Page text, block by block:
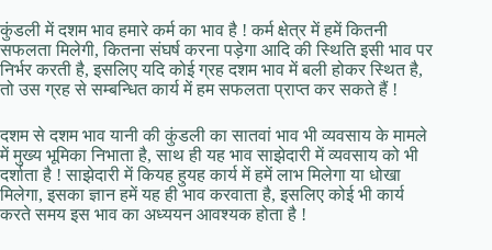
कुंडली में दशम भाव हमारे कर्म का भाव है ! कर्म क्षेत्र में हमें कितनी
सफलता मिलेगी, कितना संघर्ष करना पड़ेगा आदि की स्‍थिति इसी भाव पर
निर्भर करती है, इसलिए यदि कोई ग्रह दशम भाव में बली होकर स्‍थित है,
तो उस ग्रह से सम्बन्धित कार्य में हम सफलता प्राप्त कर सकते हैं !
दशम से दशम भाव यानी की कुंडली का सातवां भाव भी व्यवसाय के मामले
में मुख्य भूमिका निभाता है, साथ ही यह भाव साझेदारी में व्यवसाय को भी
दर्शाता है ! साझेदारी में कियह हुयह कार्य में हमें लाभ मिलेगा या धोखा
मिलेगा, इसका ज्ञान हमें यह ही भाव करवाता है, इसलिए कोई भी कार्य
करते समय इस भाव का अध्ययन आवश्यक होता है !